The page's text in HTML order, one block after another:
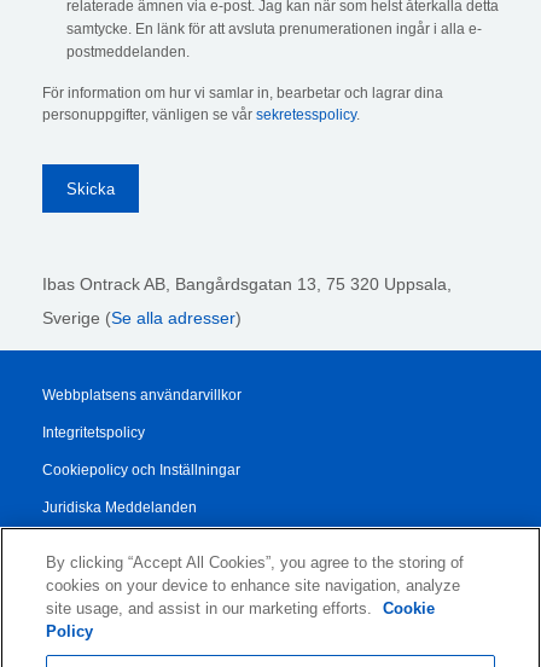
relaterade ämnen via e-post. Jag kan när som helst återkalla detta
samtycke. En länk för att avsluta prenumerationen ingår i alla e-
postmeddelanden.
För information om hur vi samlar in, bearbetar och lagrar dina
personuppgifter, vänligen se vår sekretesspolicy.
Ibas Ontrack AB, Bangårdsgatan 13, 75 320 Uppsala,
Sverige (Se alla adresser)
Webbplatsens användarvillkor
Integritetspolicy
Cookiepolicy och Inställningar
Juridiska Meddelanden
Allmänna Försäljningsvillkor
Authorised Partner Agreement
By clicking “Accept All Cookies”, you agree to the storing of
cookies on your device to enhance site navigation, analyze
site usage, and assist in our marketing efforts.
Cookie
Policy